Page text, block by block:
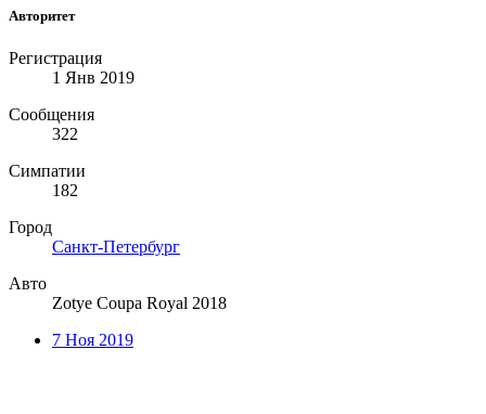
Авторитет
Регистрация
1 Янв 2019
Сообщения
322
Симпатии
182
Город
Санкт-Петербург
Авто
Zotye Coupa Royal 2018
7 Ноя 2019